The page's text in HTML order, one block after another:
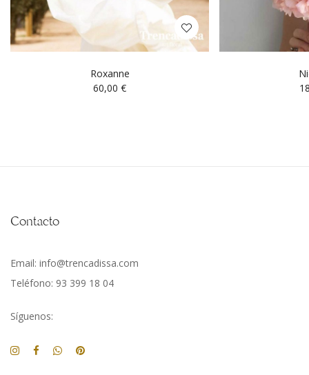
Roxanne
60,00 €
Contacto
Email: info@trencadissa.com
Teléfono: 93 399 18 04
Síguenos: